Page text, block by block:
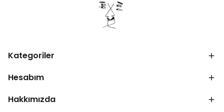
Kategoriler
Hesabım
Hakkımızda